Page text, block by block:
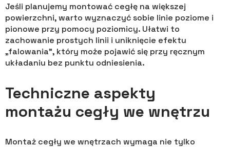
Jeśli planujemy montować cegłę na większej
powierzchni, warto wyznaczyć sobie linie poziome i
pionowe przy pomocy poziomicy. Ułatwi to
zachowanie prostych linii i uniknięcie efektu
„falowania”, który może pojawić się przy ręcznym
układaniu bez punktu odniesienia.
Techniczne aspekty
montażu cegły we wnętrzu
Montaż cegły we wnętrzach wymaga nie tylko